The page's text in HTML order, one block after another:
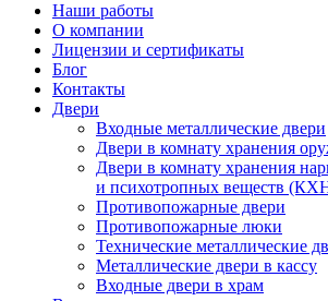
Наши работы
О компании
Лицензии и сертификаты
Блог
Контакты
Двери
Входные металлические двери
Двери в комнату хранения
Двери в комнату хранения
и психотропных веществ
Противопожарные двери
Противопожарные люки
Технические металлические
Металлические двери в кассу
Входные двери в храм